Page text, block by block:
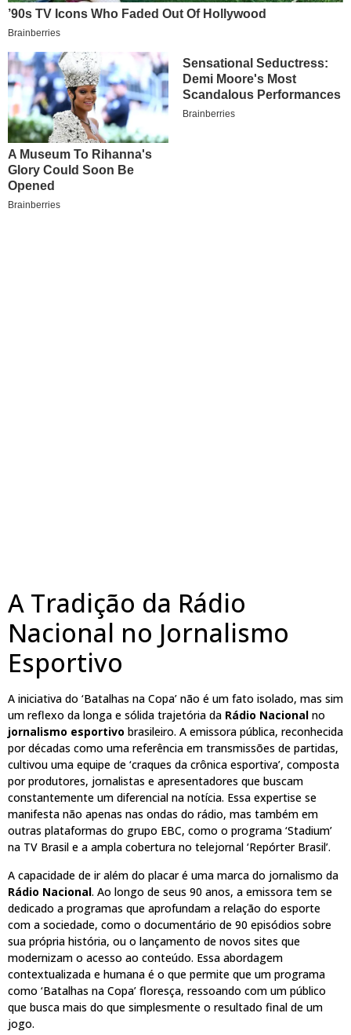
A Tradição da Rádio
Nacional no Jornalismo
Esportivo
A iniciativa do ‘Batalhas na Copa’ não é um fato isolado, mas sim
um reflexo da longa e sólida trajetória da Rádio Nacional no
jornalismo esportivo brasileiro. A emissora pública, reconhecida
por décadas como uma referência em transmissões de partidas,
cultivou uma equipe de ‘craques da crônica esportiva’, composta
por produtores, jornalistas e apresentadores que buscam
constantemente um diferencial na notícia. Essa expertise se
manifesta não apenas nas ondas do rádio, mas também em
outras plataformas do grupo EBC, como o programa ‘Stadium’
na TV Brasil e a ampla cobertura no telejornal ‘Repórter Brasil’.
A capacidade de ir além do placar é uma marca do jornalismo da
Rádio Nacional. Ao longo de seus 90 anos, a emissora tem se
dedicado a programas que aprofundam a relação do esporte
com a sociedade, como o documentário de 90 episódios sobre
sua própria história, ou o lançamento de novos sites que
modernizam o acesso ao conteúdo. Essa abordagem
contextualizada e humana é o que permite que um programa
como ‘Batalhas na Copa’ floresça, ressoando com um público
que busca mais do que simplesmente o resultado final de um
jogo.